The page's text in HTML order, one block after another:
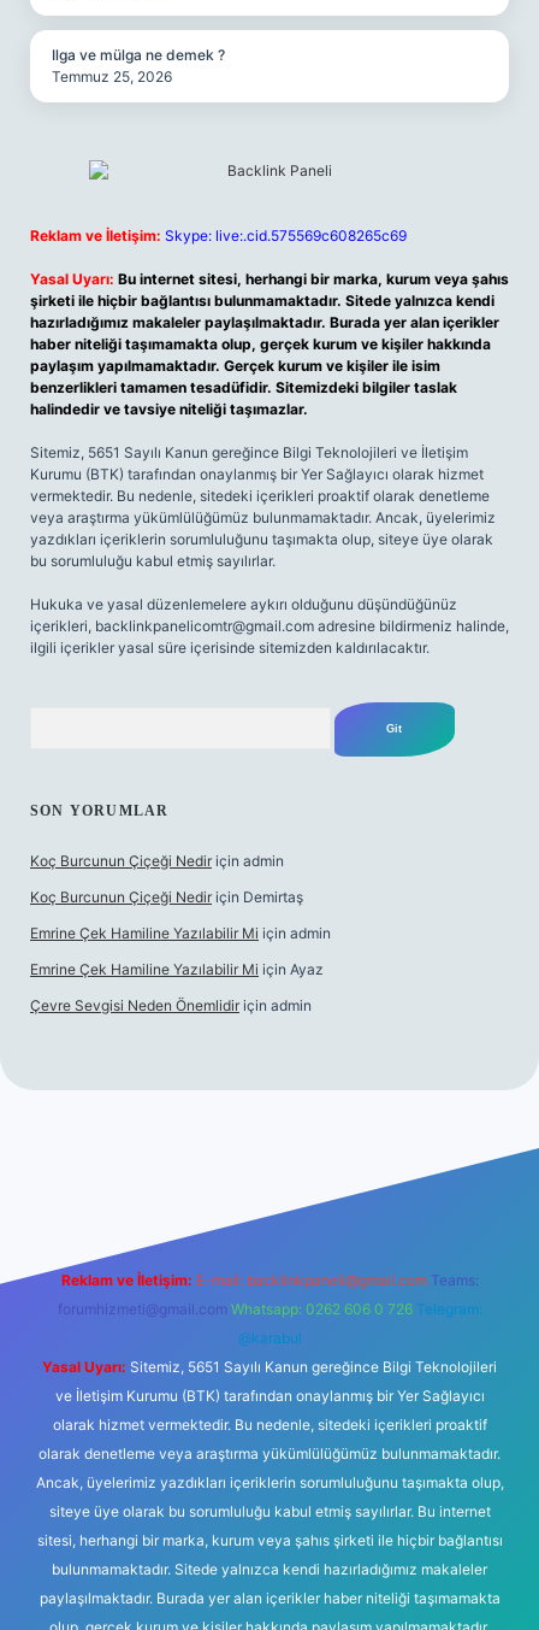
Ilga ve mülga ne demek ?
Temmuz 25, 2026
Reklam ve İletişim: Skype: live:.cid.575569c608265c69
Yasal Uyarı: Bu internet sitesi, herhangi bir marka, kurum veya şahıs
şirketi ile hiçbir bağlantısı bulunmamaktadır. Sitede yalnızca kendi
hazırladığımız makaleler paylaşılmaktadır. Burada yer alan içerikler
haber niteliği taşımamakta olup, gerçek kurum ve kişiler hakkında
paylaşım yapılmamaktadır. Gerçek kurum ve kişiler ile isim
benzerlikleri tamamen tesadüfidir. Sitemizdeki bilgiler taslak
halindedir ve tavsiye niteliği taşımazlar.
Sitemiz, 5651 Sayılı Kanun gereğince Bilgi Teknolojileri ve İletişim
Kurumu (BTK) tarafından onaylanmış bir Yer Sağlayıcı olarak hizmet
vermektedir. Bu nedenle, sitedeki içerikleri proaktif olarak denetleme
veya araştırma yükümlülüğümüz bulunmamaktadır. Ancak, üyelerimiz
yazdıkları içeriklerin sorumluluğunu taşımakta olup, siteye üye olarak
bu sorumluluğu kabul etmiş sayılırlar.
Hukuka ve yasal düzenlemelere aykırı olduğunu düşündüğünüz
içerikleri, backlinkpanelicomtr@gmail.com adresine bildirmeniz halinde,
ilgili içerikler yasal süre içerisinde sitemizden kaldırılacaktır.
SON YORUMLAR
Koç Burcunun Çiçeği Nedir için admin
Koç Burcunun Çiçeği Nedir için Demirtaş
Emrine Çek Hamiline Yazılabilir Mi için admin
Emrine Çek Hamiline Yazılabilir Mi için Ayaz
Çevre Sevgisi Neden Önemlidir için admin
Reklam ve İletişim: E-mail: backlinkpaneli@gmail.com Teams:
forumhizmeti@gmail.com Whatsapp: 0262 606 0 726 Telegram:
@karabul
Yasal Uyarı: Sitemiz, 5651 Sayılı Kanun gereğince Bilgi Teknolojileri
ve İletişim Kurumu (BTK) tarafından onaylanmış bir Yer Sağlayıcı
olarak hizmet vermektedir. Bu nedenle, sitedeki içerikleri proaktif
olarak denetleme veya araştırma yükümlülüğümüz bulunmamaktadır.
Ancak, üyelerimiz yazdıkları içeriklerin sorumluluğunu taşımakta olup,
siteye üye olarak bu sorumluluğu kabul etmiş sayılırlar. Bu internet
sitesi, herhangi bir marka, kurum veya şahıs şirketi ile hiçbir bağlantısı
bulunmamaktadır. Sitede yalnızca kendi hazırladığımız makaleler
paylaşılmaktadır. Burada yer alan içerikler haber niteliği taşımamakta